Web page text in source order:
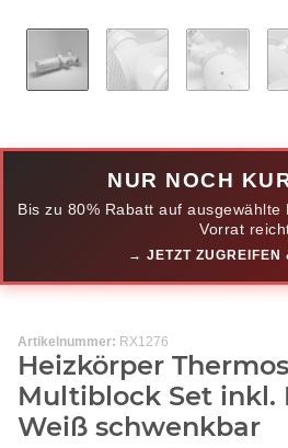
NUR NOCH
Bis zu 80% Rabatt auf
Vorrat
→ JETZT ZUGREIFEN
Artikelnummer: RX1276
Heizkörper
Multiblock Set inkl.
Weiß schwenkbar